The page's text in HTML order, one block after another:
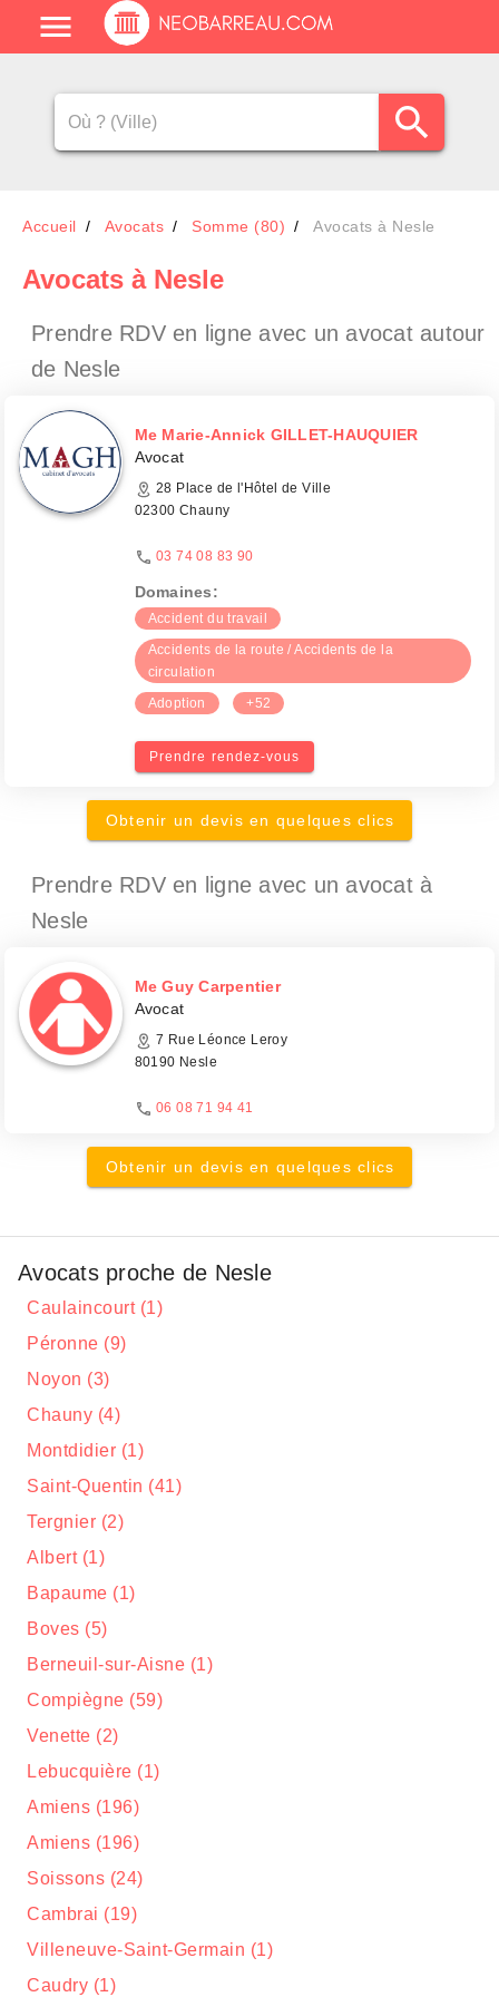
Accueil Avocats Somme (80) Avocats à Nesle
Avocats à Nesle
Prendre RDV en ligne avec un avocat autour
de Nesle
Me Marie-Annick GILLET-HAUQUIER
Avocat
28 Place de l'Hôtel de Ville
02300 Chauny
03 74 08 83 90
Domaines:
Accident du travail
Accidents de la route / Accidents de la
circulation
Adoption
+52
Prendre rendez-vous
Obtenir un devis en quelques clics
Prendre RDV en ligne avec un avocat à
Nesle
Me Guy Carpentier
Avocat
7 Rue Léonce Leroy
80190 Nesle
06 08 71 94 41
Obtenir un devis en quelques clics
Avocats proche de Nesle
Caulaincourt (1)
Péronne (9)
Noyon (3)
Chauny (4)
Montdidier (1)
Saint-Quentin (41)
Tergnier (2)
Albert (1)
Bapaume (1)
Boves (5)
Berneuil-sur-Aisne (1)
Compiègne (59)
Venette (2)
Lebucquière (1)
Amiens (196)
Amiens (196)
Soissons (24)
Cambrai (19)
Villeneuve-Saint-Germain (1)
Caudry (1)